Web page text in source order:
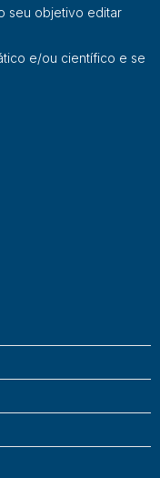
seu objetivo editar
e/ou científico e se